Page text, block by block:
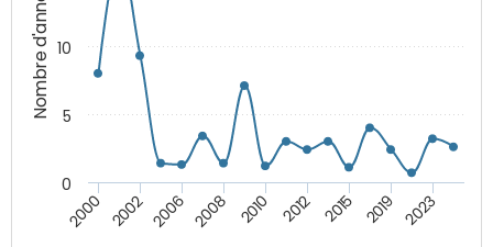
Nombre d'années
2000 2002 2006 2008 2010 2012 2015 2019 2023
0
5
10